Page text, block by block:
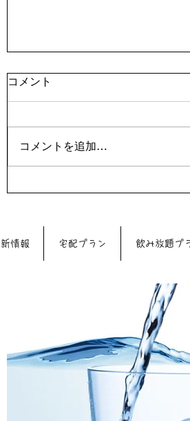
コメント
コメントを追加…
情報 宅配プラン 飲み放題プ